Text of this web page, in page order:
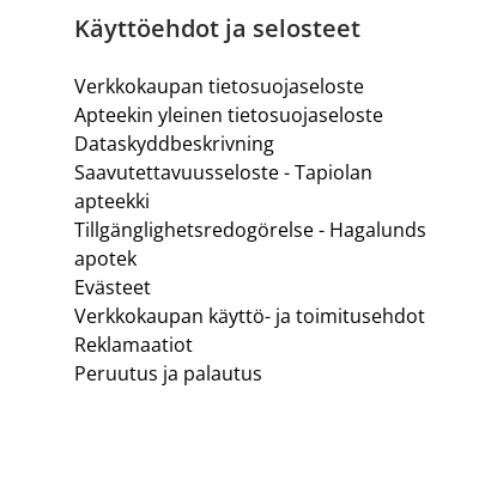
Käyttöehdot ja selosteet
Verkkokaupan tietosuojaseloste
Apteekin yleinen tietosuojaseloste
Dataskyddbeskrivning
Saavutettavuusseloste - Tapiolan
apteekki
Tillgänglighetsredogörelse - Hagalunds
apotek
Evästeet
Verkkokaupan käyttö- ja toimitusehdot
Reklamaatiot
Peruutus ja palautus